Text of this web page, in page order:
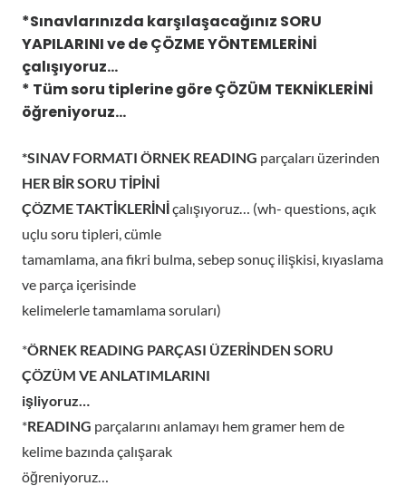
*Sınavlarınızda karşılaşacağınız SORU
YAPILARINI ve de ÇÖZME YÖNTEMLERİNİ
çalışıyoruz…
* Tüm soru tiplerine göreÇÖZÜM TEKNİKLERİNİ
öğreniyoruz…
*SINAV FORMATI ÖRNEK READING parçaları üzerinden
HER BİR SORU TİPİNİ
ÇÖZME TAKTİKLERİNİçalışıyoruz… (wh- questions, açık
uçlu soru tipleri, cümle
tamamlama, ana fikri bulma, sebep sonuç ilişkisi, kıyaslama
ve parça içerisinde
kelimelerle tamamlama soruları)
*ÖRNEK READING PARÇASI ÜZERİNDEN SORU
ÇÖZÜM VE ANLATIMLARINI
işliyoruz…
*READING parçalarını anlamayı hem gramer hem de
kelime bazında çalışarak
öğreniyoruz…